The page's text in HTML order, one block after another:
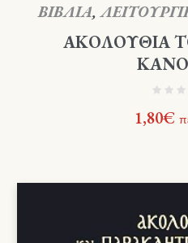
ΒΙΒΛΙΑ,
ΑΚΟΛΟΥΘΙΑ
1,80€